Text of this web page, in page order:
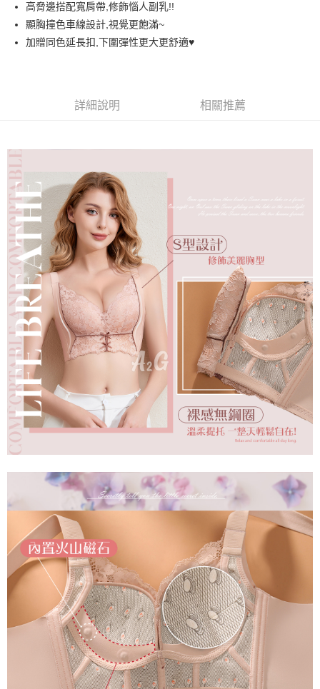
AFTEE先享後付
相關說明
２．便利：只要手機號碼，簡訊認證，即可結帳。
１．於結帳方式選擇「AFTEE先享後付」後，將跳轉至「AFTEE先享後付」
結帳頁面，進行簡訊認證並確認金額後，即可完成結帳。
２．訂單成立數日內，您將收到繳費通知簡訊。
３．收到繳費通知簡訊後14天內，點擊此簡訊中的連結，可透過四大超商／
ATM／網路銀行／等多元方式進行付款，方視為交易完成。
※ 請注意：結帳手續完成當下不需立刻繳費，但若您需要取消訂單，請聯絡
購買商品的店家。未經商家同意取消之訂單仍視為有效，需透過AFTEE先享
後付繳納相關費用。
※ 交易是否成功請以「AFTEE先享後付 」之結帳頁面顯示為準，若有關於
是否繳費成功／繳費後需取消欲退款等相關疑問，請聯繫「AFTEE先享後付
客戶支援中心」
https://netprotections.freshdesk.com/support/home
【注意事項】
１．透過由恩沛科技股份有限公司提供之「AFTEE先享後付」服務完成之交
易，需依本服務之必要範圍內提供個人資料，並將交易相關給付款項請求債
權轉讓予恩沛科技股份有限公司。
２．關於個人資料處理事宜，請瀏覽以下網址：
https://aftee.tw/terms/#terms3
３．未成年的使用者請事先徵得法定代理人或監護人之同意方可使用
「AFTEE先享後付」，若未經同意申辦者引起之損失，本公司不負相關責
任。
４．使用「AFTEE先享後付」時，將依據個別帳號之用戶狀況，依本公司即
時審查核予不同之上限額度；若仍有額度不足之情形，本公司將視審查結果
請求用戶進行身份認證。
恩沛科技股份有限公司將有權停止該用戶之使用額度並採取法律行動。
付款後全家取貨
每筆NT$60，滿NT$699(含以上)免運費
7-11取貨付款
每筆NT$60，滿NT$699(含以上)免運費
付款後7-11取貨
每筆NT$60，滿NT$699(含以上)免運費
宅配
每筆NT$100，滿NT$2,000(含以上)免運費
高脅邊搭配寬肩帶,修飾惱人副乳!!
顯胸撞色車線設計,視覺更飽滿~
加贈同色延長扣,下圍彈性更大更舒適♥️
詳細說明 相關推薦